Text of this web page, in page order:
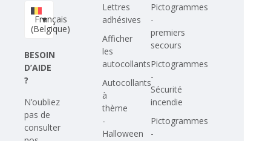
Français
(Belgique)
BESOIN
D’AIDE
?
N’oubliez
pas de
consulter
Lettres
adhésives
Afficher
les
autocollants
Autocollants
à
thème
-
Halloween
Pictogrammes
-
premiers
secours
Pictogrammes
-
Sécurité
incendie
Pictogrammes
-